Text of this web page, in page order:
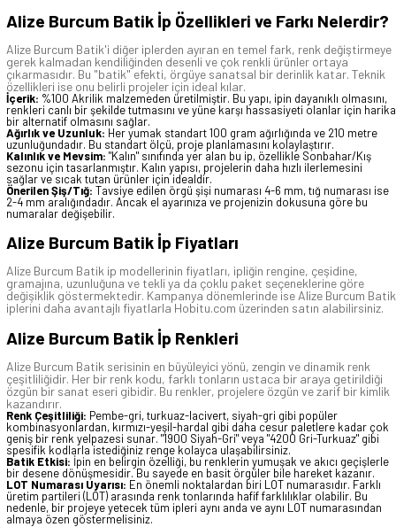
Alize Burcum Batik İp Özellikleri ve Farkı Nelerdir?
Alize Burcum Batik'i diğer iplerden ayıran en temel fark, renk değiştirmeye
gerek kalmadan kendiliğinden desenli ve çok renkli ürünler ortaya
çıkarmasıdır. Bu "batik" efekti, örgüye sanatsal bir derinlik katar. Teknik
özellikleri ise onu belirli projeler için ideal kılar.
İçerik: %100 Akrilik malzemeden üretilmiştir. Bu yapı, ipin dayanıklı olmasını,
renkleri canlı bir şekilde tutmasını ve yüne karşı hassasiyeti olanlar için harika
bir alternatif olmasını sağlar.
Ağırlık ve Uzunluk: Her yumak standart 100 gram ağırlığında ve 210 metre
uzunluğundadır. Bu standart ölçü, proje planlamasını kolaylaştırır.
Kalınlık ve Mevsim: "Kalın" sınıfında yer alan bu ip, özellikle Sonbahar/Kış
sezonu için tasarlanmıştır. Kalın yapısı, projelerin daha hızlı ilerlemesini
sağlar ve sıcak tutan ürünler için idealdir.
Önerilen Şiş/Tığ: Tavsiye edilen örgü şişi numarası 4-6 mm, tığ numarası ise
2-4 mm aralığındadır. Ancak el ayarınıza ve projenizin dokusuna göre bu
numaralar değişebilir.
Alize Burcum Batik İp Fiyatları
Alize Burcum Batik ip modellerinin fiyatları, ipliğin rengine, çeşidine,
gramajına, uzunluğuna ve tekli ya da çoklu paket seçeneklerine göre
değişiklik göstermektedir. Kampanya dönemlerinde ise Alize Burcum Batik
iplerini daha avantajlı fiyatlarla Hobitu.com üzerinden satın alabilirsiniz.
Alize Burcum Batik İp Renkleri
Alize Burcum Batik serisinin en büyüleyici yönü, zengin ve dinamik renk
çeşitliliğidir. Her bir renk kodu, farklı tonların ustaca bir araya getirildiği
özgün bir sanat eseri gibidir. Bu renkler, projelere özgün ve zarif bir kimlik
kazandırır.
Renk Çeşitliliği: Pembe-gri, turkuaz-lacivert, siyah-gri gibi popüler
kombinasyonlardan, kırmızı-yeşil-hardal gibi daha cesur paletlere kadar çok
geniş bir renk yelpazesi sunar. "1900 Siyah-Gri" veya "4200 Gri-Turkuaz" gibi
spesifik kodlarla istediğiniz renge kolayca ulaşabilirsiniz.
Batik Etkisi: İpin en belirgin özelliği, bu renklerin yumuşak ve akıcı geçişlerle
bir desene dönüşmesidir. Bu sayede en basit örgüler bile hareket kazanır.
LOT Numarası Uyarısı: En önemli noktalardan biri LOT numarasıdır. Farklı
üretim partileri (LOT) arasında renk tonlarında hafif farklılıklar olabilir. Bu
nedenle, bir projeye yetecek tüm ipleri aynı anda ve aynı LOT numarasından
almaya özen göstermelisiniz.